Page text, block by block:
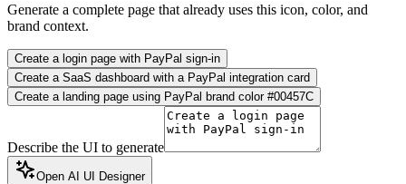
Generate a complete page that already uses this icon, color, and
brand context.
Create a login page with PayPal sign-in
Create a SaaS dashboard with a PayPal integration card
Create a landing page using PayPal brand color #00457C
Describe the UI to generate
Open AI UI Designer